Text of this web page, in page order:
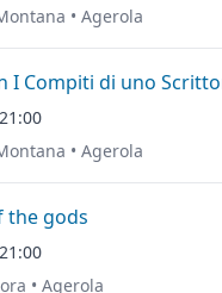
• Agerola
I Compiti di uno
• Agerola
the gods
• Agerola